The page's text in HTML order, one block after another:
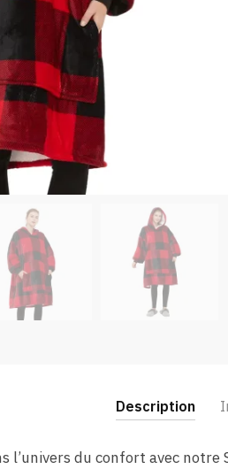
Description
l’univers du confort avec notre